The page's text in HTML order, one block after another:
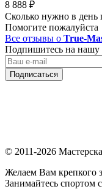
8 888 ₽
Сколько нужно в день
Помогите пожалуйста
Все отзывы о True-
Подпишитесь на нашу
Подписаться
© 2011-2026
Желаем Вам крепкого
Занимайтесь спортом